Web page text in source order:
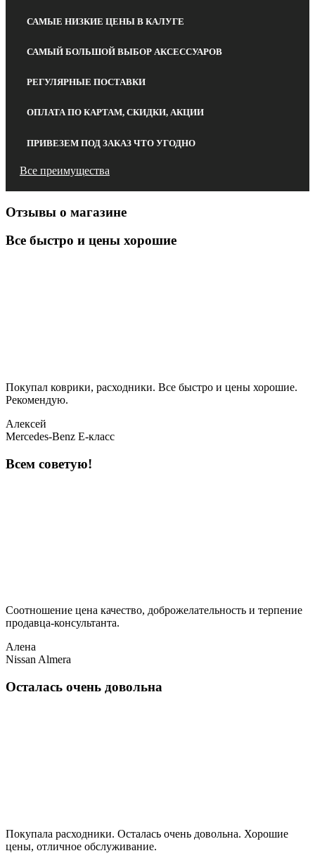
САМЫЕ НИЗКИЕ ЦЕНЫ В КАЛУГЕ
САМЫЙ БОЛЬШОЙ ВЫБОР АКСЕССУАРОВ
РЕГУЛЯРНЫЕ ПОСТАВКИ
ОПЛАТА ПО КАРТАМ, СКИДКИ, АКЦИИ
ПРИВЕЗЕМ ПОД ЗАКАЗ ЧТО УГОДНО
Все преимущества
Отзывы о магазине
Все быстро и цены хорошие
Покупал коврики, расходники. Все быстро и цены хорошие.
Рекомендую.
Алексей
Mercedes-Benz E-класс
Всем советую!
Соотношение цена качество, доброжелательность и терпение
продавца-консультанта.
Алена
Nissan Almera
Осталась очень довольна
Покупала расходники. Осталась очень довольна. Хорошие
цены, отличное обслуживание.